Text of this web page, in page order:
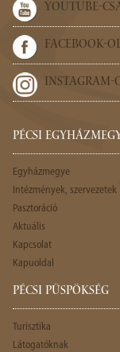
YOUTUBE-
FACEBOOK-
INSTAGRAM-
PÉCSI
Egyházmegye
Intézmények, szervezetek
Pasztoráció
Aktuális
Kapcsolat
Kapuoldal
PÉCSI PÜSPÖKSÉG
Turisztika
Látogatóknak